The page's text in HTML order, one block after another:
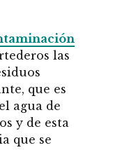
las
que es
agua de
y de esta
que se